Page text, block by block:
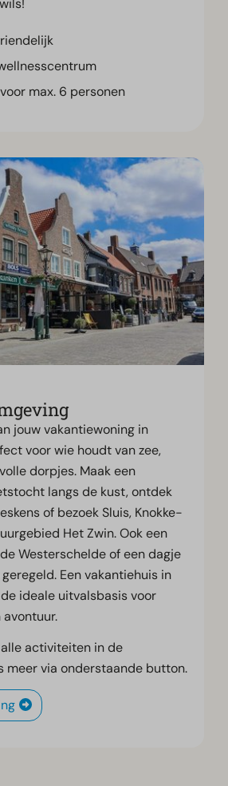
max. 6 personen
jouw vakantiewoning in
voor wie houdt van zee,
dorpjes. Maak een
langs de kust, ontdek
of bezoek Sluis, Knokke-
Het Zwin. Ook een
Westerschelde of een dagje
Een vakantiehuis in
ideale uitvalsbasis voor
activiteiten in de
meer via onderstaande button.